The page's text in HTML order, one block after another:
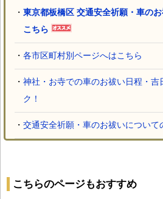
・ 東京都板橋区 交通安全祈願・車の
こちら
・ 各市区町村別ページへはこちら
・ 神社・お寺での車のお祓い日程・吉
ク！
・ 交通安全祈願・車のお祓いについて
こちらのページもおすすめ